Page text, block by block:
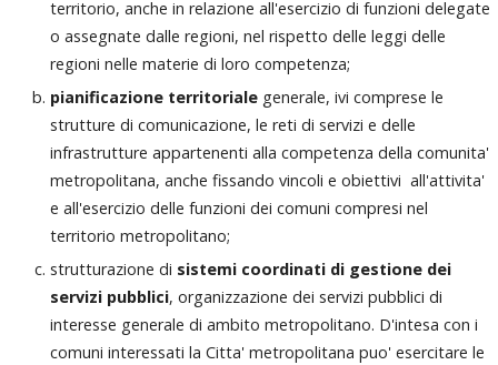
territorio, anche in relazione all'esercizio di funzioni delegate
o assegnate dalle regioni, nel rispetto delle leggi delle
regioni nelle materie di loro competenza;
pianificazione territoriale generale, ivi comprese le
strutture di comunicazione, le reti di servizi e delle
infrastrutture appartenenti alla competenza della comunita'
metropolitana, anche fissando vincoli e obiettivi all'attivita'
e all'esercizio delle funzioni dei comuni compresi nel
territorio metropolitano;
strutturazione di sistemi coordinati di gestione dei
servizi pubblici, organizzazione dei servizi pubblici di
interesse generale di ambito metropolitano. D'intesa con i
comuni interessati la Citta' metropolitana puo' esercitare le